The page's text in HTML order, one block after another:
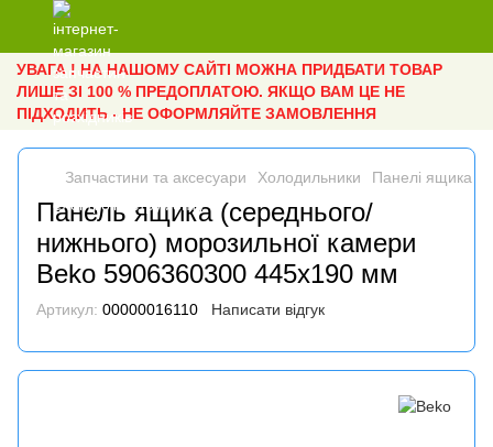
УВАГА ! НА НАШОМУ САЙТІ МОЖНА ПРИДБАТИ ТОВАР
ЛИШЕ ЗІ 100 % ПРЕДОПЛАТОЮ. ЯКЩО ВАМ ЦЕ НЕ
ПІДХОДИТЬ - НЕ ОФОРМЛЯЙТЕ ЗАМОВЛЕННЯ
Запчастини та аксесуари Холодильники Панелі ящика
Панель ящика (середнього/
нижнього) морозильної камери
Beko 5906360300 445х190 мм
Артикул: 00000016110 Написати відгук